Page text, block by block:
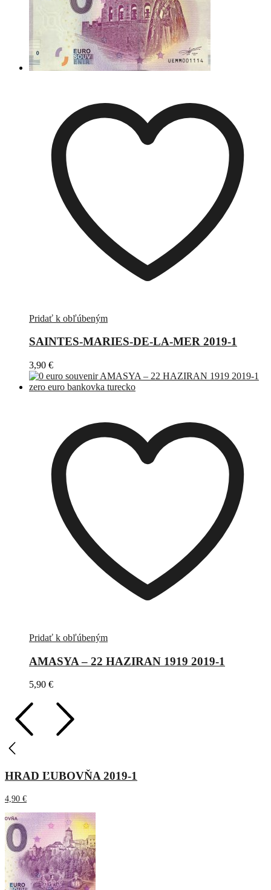
Pridať k obľúbeným
SAINTES-MARIES-DE-LA-MER 2019-1
3,90 €
Pridať k obľúbeným
AMASYA – 22 HAZIRAN 1919 2019-1
5,90 €
HRAD ĽUBOVŇA 2019-1
4,90 €